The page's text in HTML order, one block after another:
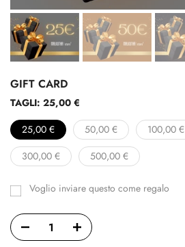
GIFT CARD
TAGLI: 25,00 €
25,00 €
50,00 € 100,00 €
300,00 €
500,00 €
Voglio inviare questo come regalo
Il
modulo
del
destinatario
della